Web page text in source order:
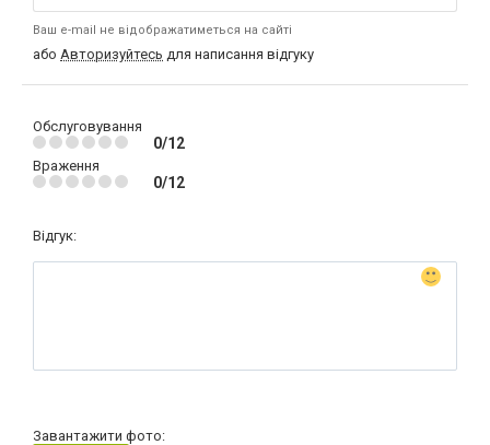
Ваш e-mail не відображатиметься на сайті
або Авторизуйтесь для написання відгуку
Обслуговування
0/12
Враження
0/12
Відгук:
Завантажити фото: